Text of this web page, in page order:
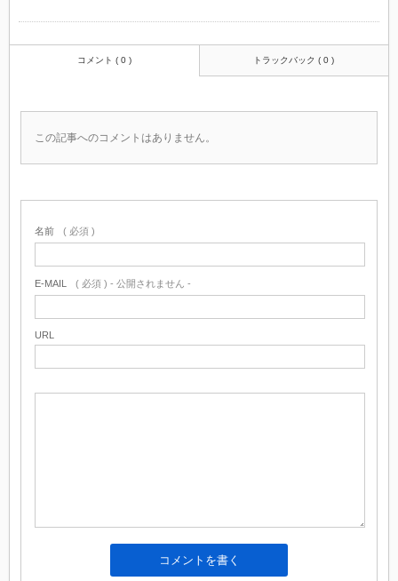
コメント ( 0 ) トラックバック ( 0 )
この記事へのコメントはありません。
名前 ( 必須 )
E-MAIL ( 必須 ) - 公開されません -
URL